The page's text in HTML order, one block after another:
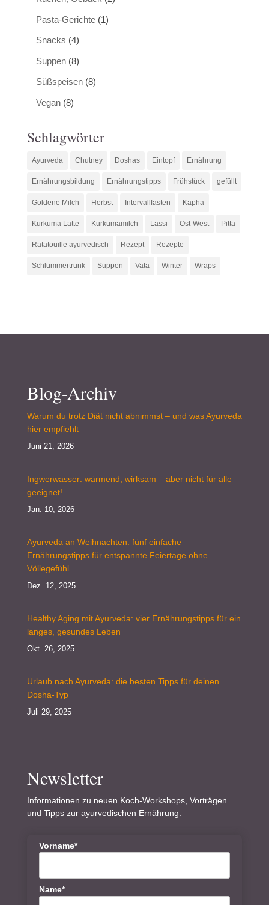
Pasta-Gerichte(1)
Snacks (4)
Suppen(8)
Süßspeisen(8)
Vegan(8)
Schlagwörter
Ayurveda Chutney Doshas Eintopf Ernährung
Ernährungsbildung Ernährungstipps Frühstück gefüllt
Goldene Milch Herbst Intervallfasten Kapha
Kurkuma Latte Kurkumamilch Lassi Ost-West Pitta
Ratatouille ayurvedisch Rezept Rezepte
Schlummertrunk Suppen Vata Winter Wraps
Blog-Archiv
Warum du trotz Diät nicht abnimmst – und was Ayurveda
hier empfiehlt
Juni 21, 2026
Ingwerwasser: wärmend, wirksam – aber nicht für alle
geeignet!
Jan. 10, 2026
Ayurveda an Weihnachten: fünf einfache
Ernährungstipps für entspannte Feiertage ohne
Völlegefühl
Dez. 12, 2025
Healthy Aging mit Ayurveda: vier Ernährungstipps für ein
langes, gesundes Leben
Okt. 26, 2025
Urlaub nach Ayurveda: die besten Tipps für deinen
Dosha-Typ
Juli 29, 2025
Newsletter
Informationen zu neuen Koch-Workshops, Vorträgen
und Tipps zur ayurvedischen Ernährung.
Vorname*
Name*